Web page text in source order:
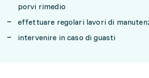
porvi rimedio
effettuare regolari lavori di
intervenire in caso di guasti